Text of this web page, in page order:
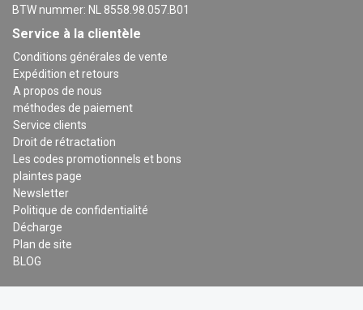
BTW nummer: NL 8558.98.057.B01
Service à la clientèle
Conditions générales de vente
Expédition et retours
A propos de nous
méthodes de paiement
Service clients
Droit de rétractation
Les codes promotionnels et bons
plaintes page
Newsletter
Politique de confidentialité
Décharge
Plan de site
BLOG